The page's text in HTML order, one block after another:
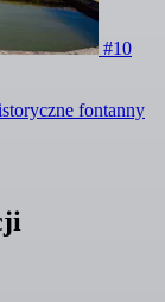
#10
fontanny